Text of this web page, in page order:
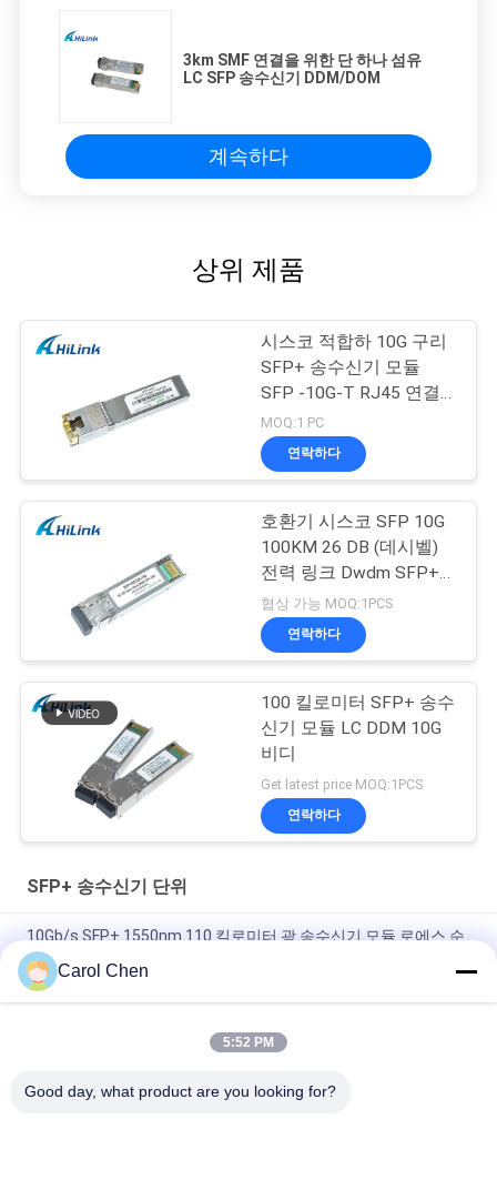
3km SMF 연결을 위한 단 하나 섬유
LC SFP 송수신기 DDM/DOM
계속하다
상위 제품
시스코 적합하 10G 구리
SFP+ 송수신기 모듈
SFP -10G-T RJ45 연결
기
MOQ:1 PC
연락하다
호환기 시스코 SFP 10G
100KM 26 DB (데시벨)
전력 링크 Dwdm SFP+
송수신기 모듈
협상 가능 MOQ:1PCS
연락하다
100 킬로미터 SFP+ 송수
신기 모듈 LC DDM 10G
비디
Get latest price MOQ:1PCS
연락하다
SFP+ 송수신기 단위
10Gb/s SFP+ 1550nm 110 킬로미터 광 송수신기 모듈 로에스 순
응합니다
25Gbps BIDI 40KM 1270/1310nm 40KM APD LC DOM 트랜시버
Carol Chen
5:52 PM
Good day, what product are you looking for?